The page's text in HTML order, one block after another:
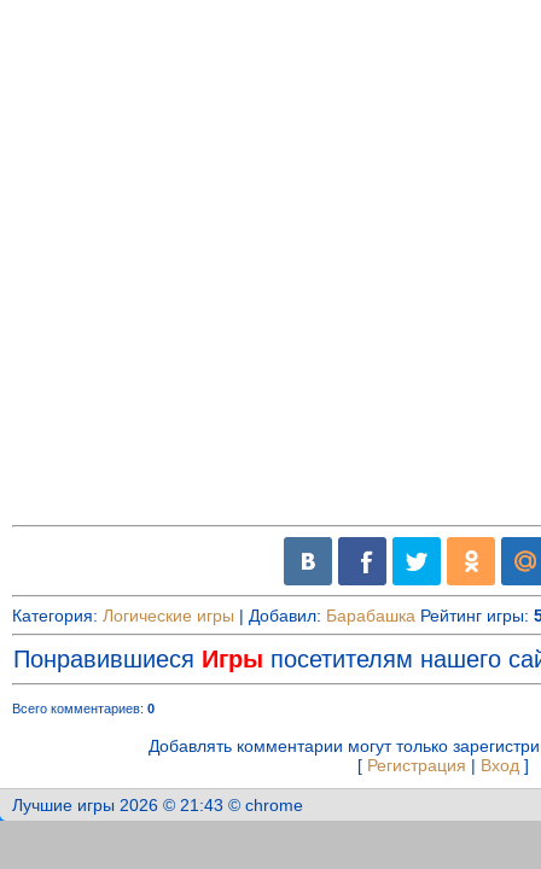
Категория: Логические игры | Добавил: Барабашка Рейтинг игры:
Понравившиеся Игры посетителям нашего
Всего комментариев: 0
Добавлять комментарии могут только
[ Регистрация | Вход ]
Лучшие игры 2026 © 21:43 © chrome